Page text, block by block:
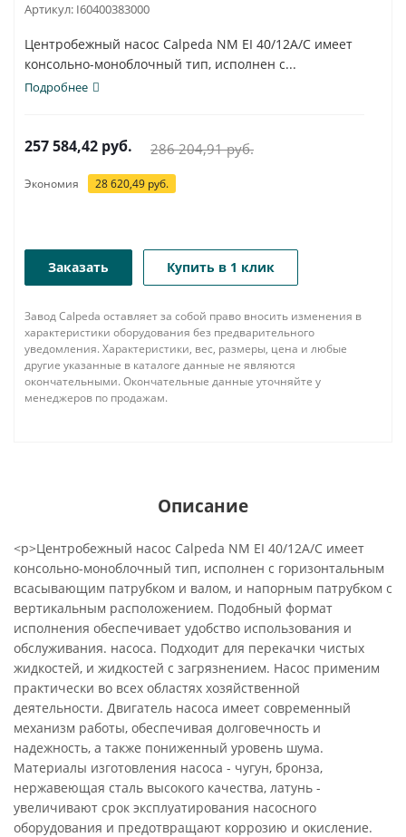
Артикул: I60400383000
Центробежный насос Calpeda NM EI 40/12A/C имеет
консольно-моноблочный тип, исполнен с...
Подробнее
257 584,42 руб. 286 204,91руб.
Экономия 28 620,49 руб.
Заказать Купить в 1 клик
Завод Calpeda оставляет за собой право вносить изменения в
характеристики оборудования без предварительного
уведомления. Характеристики, вес, размеры, цена и любые
другие указанные в каталоге данные не являются
окончательными. Окончательные данные уточняйте у
менеджеров по продажам.
Описание
<p>Центробежный насос Calpeda NM EI 40/12A/C имеет
консольно-моноблочный тип, исполнен с горизонтальным
всасывающим патрубком и валом, и напорным патрубком с
вертикальным расположением. Подобный формат
исполнения обеспечивает удобство использования и
обслуживания. насоса. Подходит для перекачки чистых
жидкостей, и жидкостей с загрязнением. Насос применим
практически во всех областях хозяйственной
деятельности. Двигатель насоса имеет современный
механизм работы, обеспечивая долговечность и
надежность, а также пониженный уровень шума.
Материалы изготовления насоса - чугун, бронза,
нержавеющая сталь высокого качества, латунь -
увеличивают срок эксплуатирования насосного
оборудования и предотвращают коррозию и окисление.